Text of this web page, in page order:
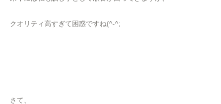
クオリティ高すぎて困惑ですね(^-^;
さて、